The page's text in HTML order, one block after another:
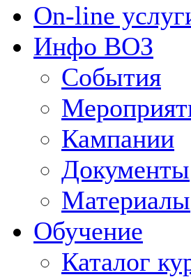
On-line
Инфо ВОЗ
События
Кампании
Документы
Материалы
Обучение
Каталог